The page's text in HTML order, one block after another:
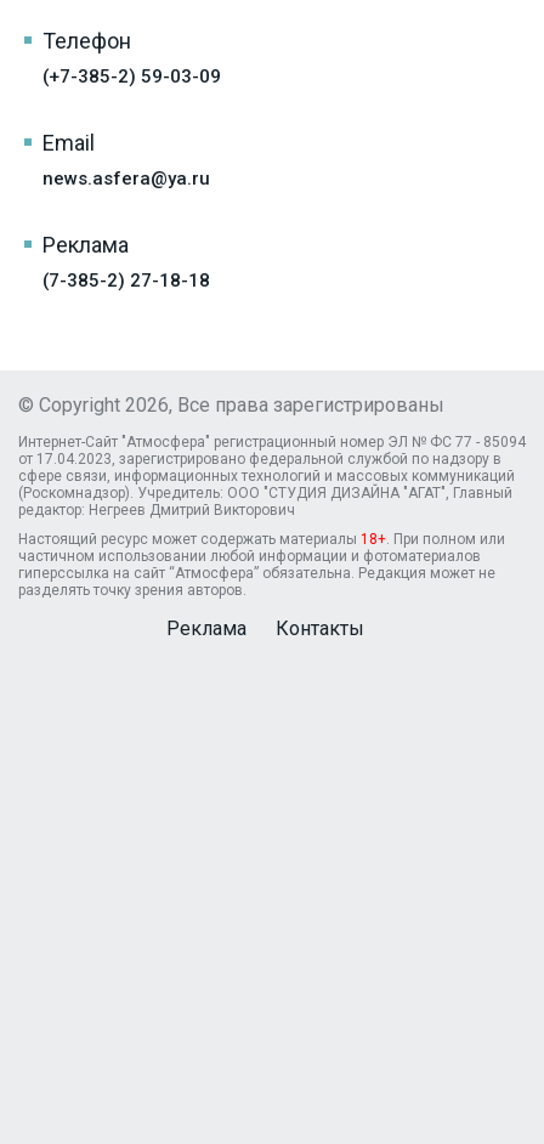
Телефон
(+7-385-2) 59-03-09
Email
news.asfera@ya.ru
Реклама
(7-385-2) 27-18-18
© Copyright 2026, Все права зарегистрированы
Интернет-Сайт "Атмосфера" регистрационный номер ЭЛ № ФС 77 - 85094
от 17.04.2023, зарегистрировано федеральной службой по надзору в
сфере связи, информационных технологий и массовых коммуникаций
(Роскомнадзор). Учредитель: ООО "СТУДИЯ ДИЗАЙНА "АГАТ", Главный
редактор: Негреев Дмитрий Викторович
Настоящий ресурс может содержать материалы 18+. При полном или
частичном использовании любой информации и фотоматериалов
гиперссылка на сайт “Атмосфера” обязательна. Редакция может не
разделять точку зрения авторов.
Реклама Контакты